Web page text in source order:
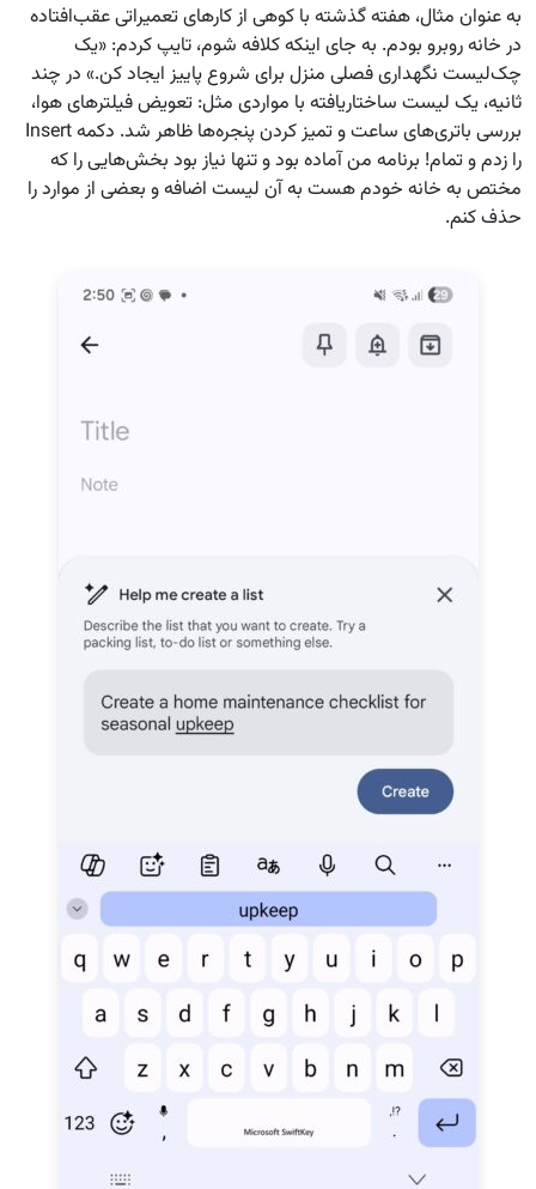
به عنوان مثال، هفته گذشته با کوهی از کارهای تعمیراتی عقب‌افتاده
در خانه روبرو بودم. به جای اینکه کلافه شوم، تایپ کردم: «یک
چک‌لیست نگهداری فصلی منزل برای شروع پاییز ایجاد کن.» در چند
ثانیه، یک لیست ساختاریافته با مواردی مثل: تعویض فیلترهای هوا،
بررسی باتری‌های ساعت و تمیز کردن پنجره‌ها ظاهر شد. دکمه Insert
را زدم و تمام! برنامه من آماده بود و تنها نیاز بود بخش‌هایی را که
مختص به خانه خودم هست به آن لیست اضافه و بعضی از موارد را
حذف کنم.